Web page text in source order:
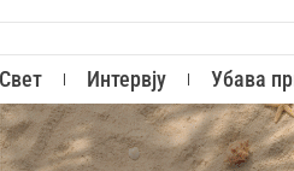
Свет Интервју Убава